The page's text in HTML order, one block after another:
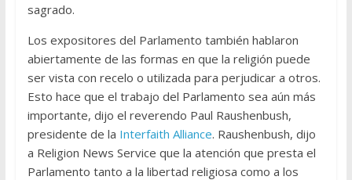
sagrado.
Los expositores del Parlamento también hablaron
abiertamente de las formas en que la religión puede
ser vista con recelo o utilizada para perjudicar a otros.
Esto hace que el trabajo del Parlamento sea aún más
importante, dijo el reverendo Paul Raushenbush,
presidente de la Interfaith Alliance. Raushenbush, dijo
a Religion News Service que la atención que presta el
Parlamento tanto a la libertad religiosa como a los